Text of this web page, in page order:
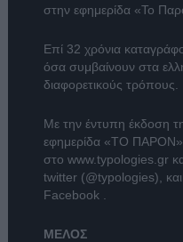
στην εφημερίδα «Το
Επί 32 χρόνια
όσα συμβαίνουν στα
διαφορετικούς τρόπους.
Με την έντυπη έκδοση
εφημερίδα «ΤΟ ΠΑΡΟΝ»
στο www.typologies.gr
twitter (@typologies) ,
Facebook
ΜΕΛΟΣ